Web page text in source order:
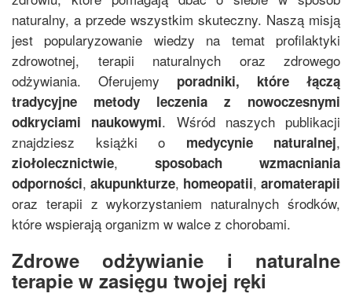
naturalny, a przede wszystkim skuteczny. Naszą misją
jest popularyzowanie wiedzy na temat profilaktyki
zdrowotnej, terapii naturalnych oraz zdrowego
odżywiania. Oferujemy poradniki, które łączą
tradycyjne metody leczenia z nowoczesnymi
odkryciami naukowymi. Wśród naszych publikacji
znajdziesz książki o medycynie naturalnej,
ziołolecznictwie, sposobach wzmacniania
odporności, akupunkturze, homeopatii, aromaterapii
oraz terapii z wykorzystaniem naturalnych środków,
które wspierają organizm w walce z chorobami.
Zdrowe odżywianie i naturalne
terapie w zasięgu twojej ręki